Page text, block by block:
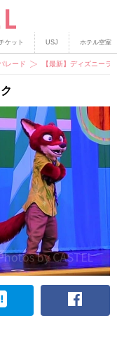
ケット USJ ホテル空室
レード 【最新】ディズニー